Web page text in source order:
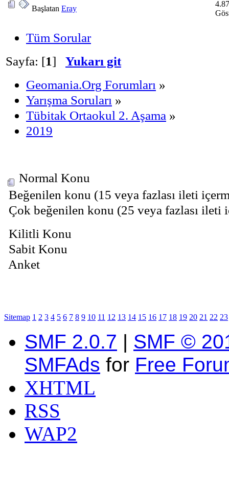
Başlatan Eray
Tüm Sorular
Sayfa: [1] Yukarı git
Geomania.Org Forumları »
Yarışma Soruları »
Tübitak Ortaokul 2. Aşama »
2019
Normal Konu
Beğenilen konu (15 veya fazlası ileti
Çok beğenilen konu (25 veya fazlası ileti
Kilitli Konu
Sabit Konu
Anket
Sitemap 1 2 3 4 5 6 7 8 9 10 11 12 13 14 15 16 17 18 19 20 21 22 23
SMF 2.0.7 | SMF ©
SMFAds for Free
XHTML
RSS
WAP2